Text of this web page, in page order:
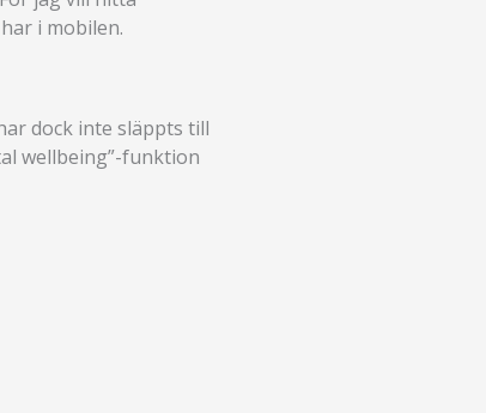
i mobilen.
dock inte släppts till
wellbeing”-funktion